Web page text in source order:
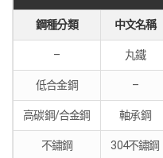
鋼種分類 中文名稱
– 丸鐵
低合金鋼 –
高碳鋼/合金鋼 軸承鋼
不鏽鋼 304不鏽鋼